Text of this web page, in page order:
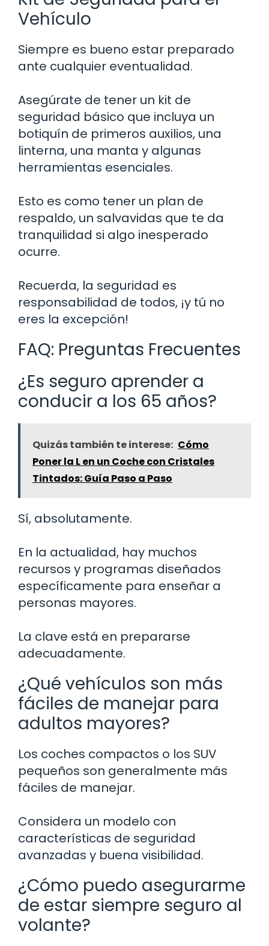
Vehículo
Siempre es bueno estar preparado
ante cualquier eventualidad.
Asegúrate de tener un kit de
seguridad básico que incluya un
botiquín de primeros auxilios, una
linterna, una manta y algunas
herramientas esenciales.
Esto es como tener un plan de
respaldo, un salvavidas que te da
tranquilidad si algo inesperado
ocurre.
Recuerda, la seguridad es
responsabilidad de todos, ¡y tú no
eres la excepción!
FAQ: Preguntas Frecuentes
¿Es seguro aprender a
conducir a los 65 años?
Quizás también te interese: Cómo
Poner la L en un Coche con Cristales
Tintados: Guía Paso a Paso
Sí, absolutamente.
En la actualidad, hay muchos
recursos y programas diseñados
específicamente para enseñar a
personas mayores.
La clave está en prepararse
adecuadamente.
¿Qué vehículos son más
fáciles de manejar para
adultos mayores?
Los coches compactos o los SUV
pequeños son generalmente más
fáciles de manejar.
Considera un modelo con
características de seguridad
avanzadas y buena visibilidad.
¿Cómo puedo asegurarme
de estar siempre seguro al
volante?